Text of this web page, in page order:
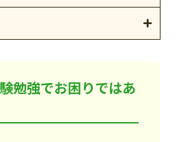
勉強でお困りではあ